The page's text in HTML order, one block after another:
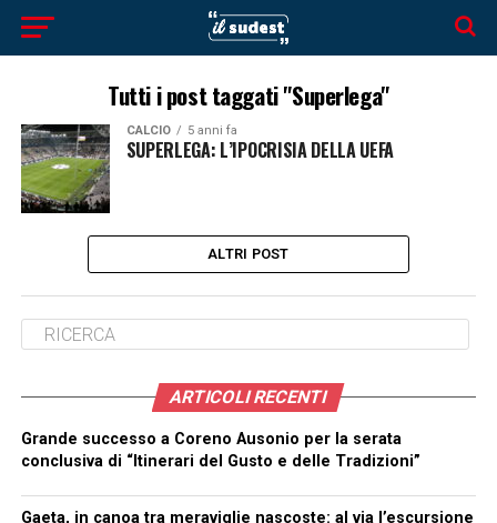
Tutti i post taggati "Superlega"
CALCIO 5 anni fa
SUPERLEGA: L’IPOCRISIA DELLA UEFA
ALTRI POST
ARTICOLI RECENTI
Grande successo a Coreno Ausonio per la serata
conclusiva di “Itinerari del Gusto e delle Tradizioni”
Gaeta, in canoa tra meraviglie nascoste: al via l’escursione